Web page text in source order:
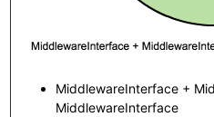
MiddlewareInterface +
MiddlewareInterface